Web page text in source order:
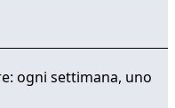
ogni settimana, uno